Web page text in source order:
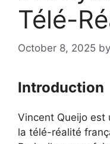
Télé-
October 8, 2025 by
Introduction
Vincent Queijo est
la télé-réalité